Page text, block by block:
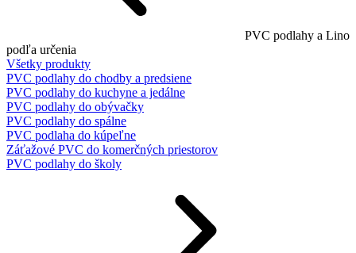
PVC podlahy a Lino
podľa určenia
Všetky produkty
PVC podlahy do chodby a predsiene
PVC podlahy do kuchyne a jedálne
PVC podlahy do obývačky
PVC podlahy do spálne
PVC podlaha do kúpeľne
Záťažové PVC do komerčných priestorov
PVC podlahy do školy